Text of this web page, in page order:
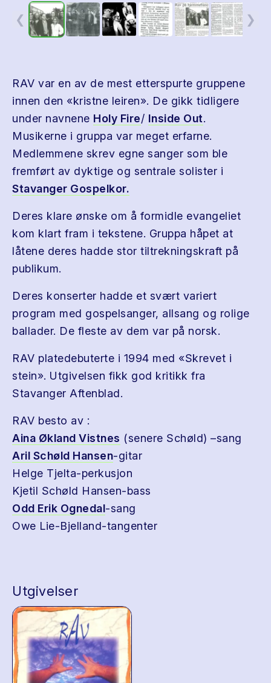
❮ ❯
RAV var en av de mest etterspurte gruppene
innen den «kristne leiren». De gikk tidligere
under navnene Holy Fire/ Inside Out.
Musikerne i gruppa var meget erfarne.
Medlemmene skrev egne sanger som ble
fremført av dyktige og sentrale solister i
Stavanger Gospelkor.
Deres klare ønske om å formidle evangeliet
kom klart fram i tekstene. Gruppa håpet at
låtene deres hadde stor tiltrekningskraft på
publikum.
Deres konserter hadde et svært variert
program med gospelsanger, allsang og rolige
ballader. De fleste av dem var på norsk.
RAV platedebuterte i 1994 med «Skrevet i
stein». Utgivelsen fikk god kritikk fra
Stavanger Aftenblad.
RAV besto av :
Aina Økland Vistnes (senere Schøld) –sang
Aril Schøld Hansen-gitar
Helge Tjelta-perkusjon
Kjetil Schøld Hansen-bass
Odd Erik Ognedal-sang
Owe Lie-Bjelland-tangenter
Utgivelser